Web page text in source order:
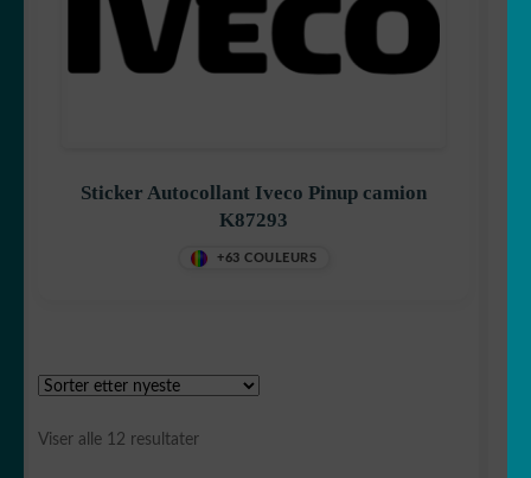
Sticker Autocollant Iveco Pinup camion
K87293
+63 COULEURS
Viser alle 12 resultaterSortert